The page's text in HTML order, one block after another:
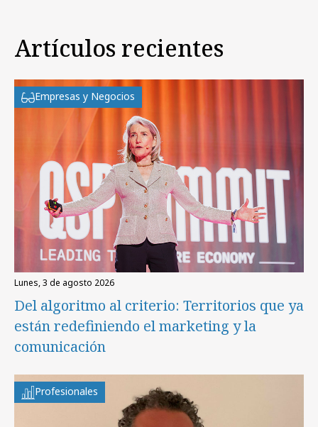
Artículos recientes
Empresas y Negocios
lunes, 3 de agosto 2026
Del algoritmo al criterio: Territorios que ya
están redefiniendo el marketing y la
comunicación
Profesionales